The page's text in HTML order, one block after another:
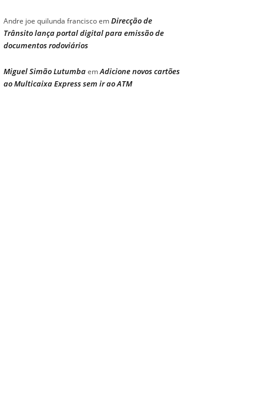
Andre joe quilunda franciscoemDirecção de
Trânsito lança portal digital para emissão de
documentos rodoviários
Miguel Simão LutumbaemAdicione novos cartões
ao Multicaixa Express sem ir ao ATM